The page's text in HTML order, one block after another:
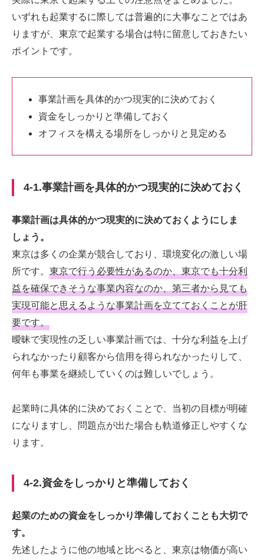
いずれも起業するに際しては普遍的に大事なことではあ
りますが、東京で起業する場合は特に留意しておきたい
ポイントです。
事業計画を具体的かつ現実的に決めておく
資金をしっかりと準備しておく
オフィスを構える場所をしっかりと見定める
4-1.事業計画を具体的かつ現実的に決めておく
事業計画は具体的かつ現実的に決めておくようにしま
しょう。
東京は多くの企業が競合しており、環境変化の激しい場
所です。 東京で行う必要性があるのか、東京でも十分利
益を確保できそうな事業内容なのか、第三者から見ても
実現可能と思えるような事業計画を立てておくことが肝
要です。
曖昧で実現性の乏しい事業計画では、十分な利益を上げ
られなかったり顧客から信用を得られなかったりして、
何年も事業を継続していくのは難しいでしょう。
起業時に具体的に決めておくことで、当初の目標が明確
になりますし、問題点が出た場合も軌道修正しやすくな
ります。
4-2.資金をしっかりと準備しておく
起業のための資金をしっかり準備しておくことも大切で
す。
先述したように他の地域と比べると、東京は物価が高い